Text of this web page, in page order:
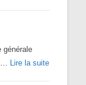
générale
Lire la suite: